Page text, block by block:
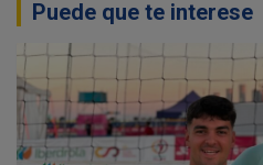
Puede que te interese